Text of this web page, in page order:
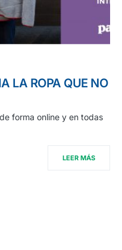
LA ROPA QUE NO
forma online y en todas
LEER MÁS